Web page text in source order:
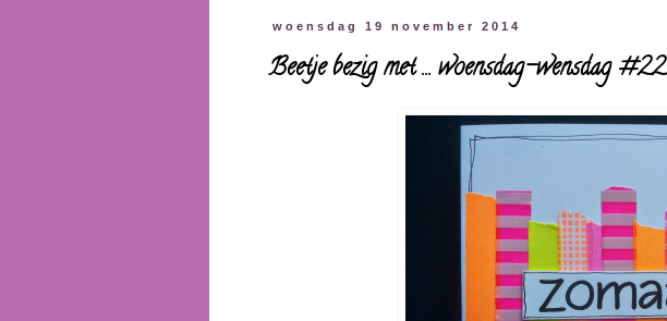
woensdag 19 november 2014
Beetje bezig met ... woensdag-wensdag #22